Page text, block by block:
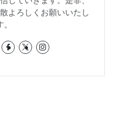
よろしくお願いいたし